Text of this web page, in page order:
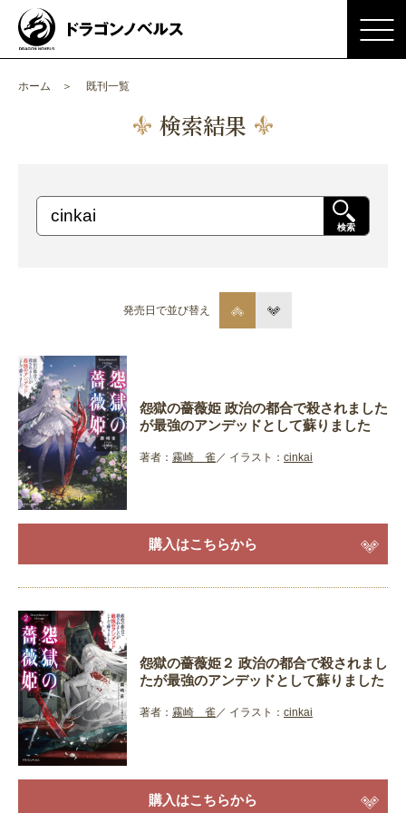
ホーム 既刊一覧
検索結果
検索
発売日で並び替え
怨獄の薔薇姫 政治の都合で殺されました
が最強のアンデッドとして蘇りました
著者： 霧崎 雀 イラスト： cinkai
購入はこちらから
怨獄の薔薇姫２ 政治の都合で殺されまし
たが最強のアンデッドとして蘇りました
著者： 霧崎 雀 イラスト： cinkai
購入はこちらから